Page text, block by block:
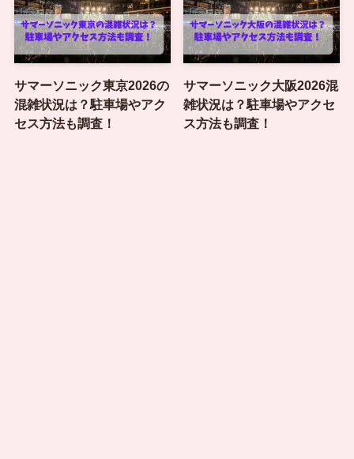
サマーソニック東京2026の
混雑状況は？駐車場やアク
セス方法も調査！
サマーソニック大阪2026混
雑状況は？駐車場やアクセ
ス方法も調査！